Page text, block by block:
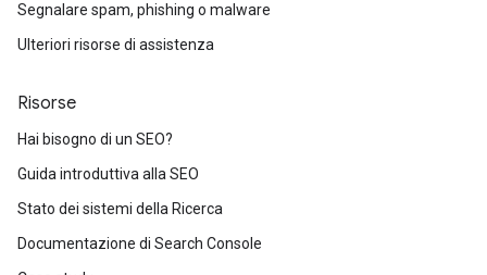
Segnalare spam, phishing o malware
Ulteriori risorse di assistenza
Risorse
Hai bisogno di un SEO?
Guida introduttiva alla SEO
Stato dei sistemi della Ricerca
Documentazione di Search Console